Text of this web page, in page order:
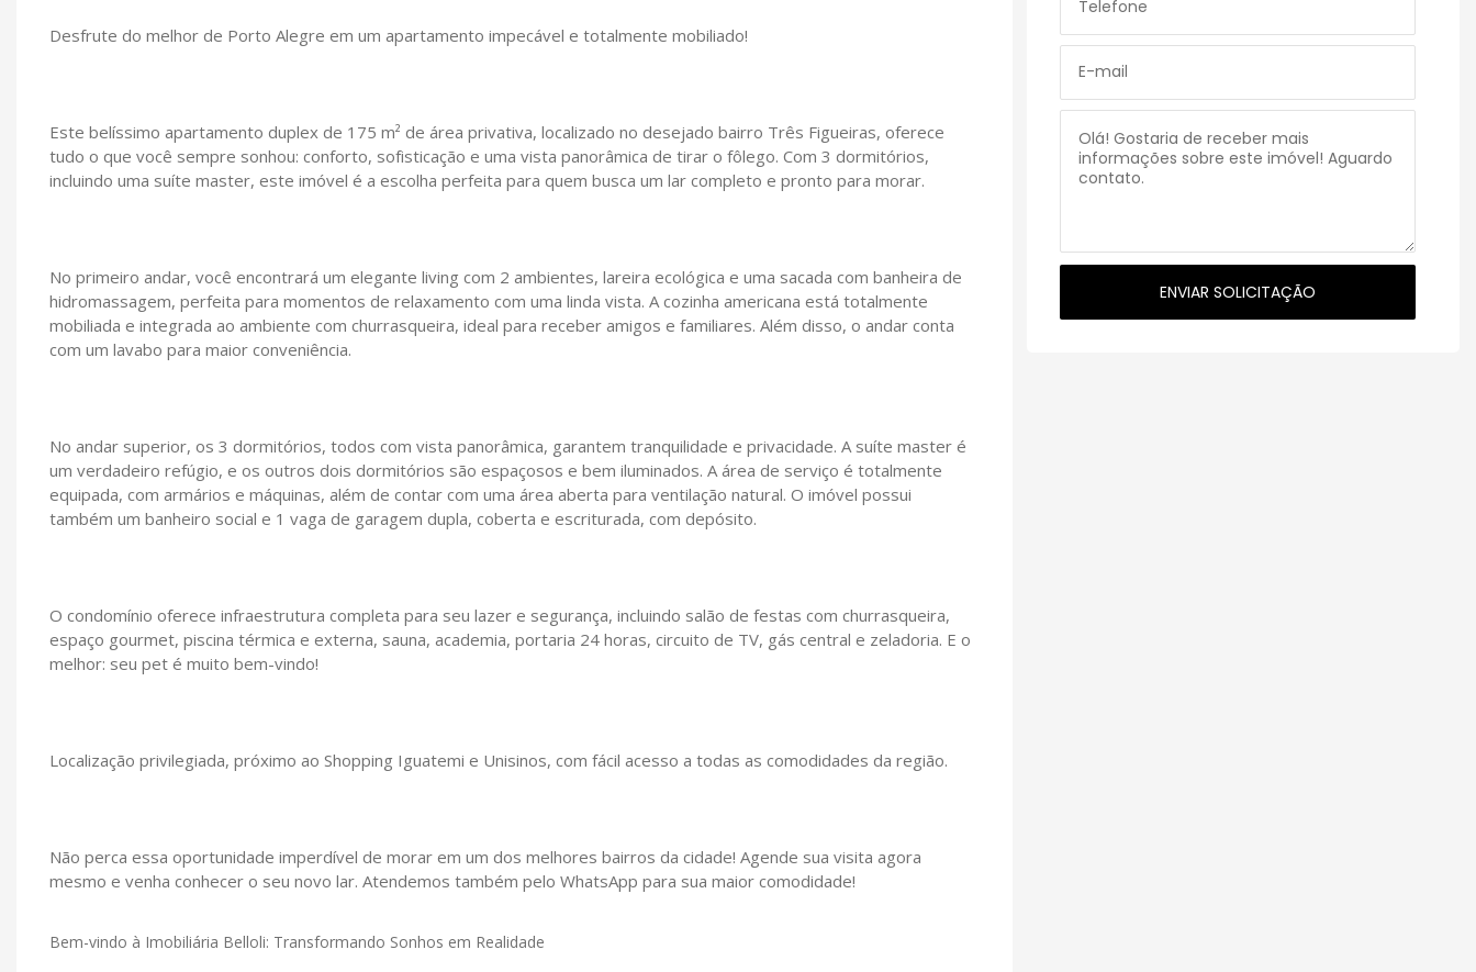
Desfrute do melhor de Porto Alegre em um apartamento impecável e totalmente mobiliado!
Este belíssimo apartamento duplex de 175 m² de área privativa, localizado no desejado bairro Três Figueiras, oferece
tudo o que você sempre sonhou: conforto, sofisticação e uma vista panorâmica de tirar o fôlego. Com 3 dormitórios,
incluindo uma suíte master, este imóvel é a escolha perfeita para quem busca um lar completo e pronto para morar.
No primeiro andar, você encontrará um elegante living com 2 ambientes, lareira ecológica e uma sacada com banheira de
hidromassagem, perfeita para momentos de relaxamento com uma linda vista. A cozinha americana está totalmente
mobiliada e integrada ao ambiente com churrasqueira, ideal para receber amigos e familiares. Além disso, o andar conta
com um lavabo para maior conveniência.
No andar superior, os 3 dormitórios, todos com vista panorâmica, garantem tranquilidade e privacidade. A suíte master é
um verdadeiro refúgio, e os outros dois dormitórios são espaçosos e bem iluminados. A área de serviço é totalmente
equipada, com armários e máquinas, além de contar com uma área aberta para ventilação natural. O imóvel possui
também um banheiro social e 1 vaga de garagem dupla, coberta e escriturada, com depósito.
O condomínio oferece infraestrutura completa para seu lazer e segurança, incluindo salão de festas com churrasqueira,
espaço gourmet, piscina térmica e externa, sauna, academia, portaria 24 horas, circuito de TV, gás central e zeladoria. E o
melhor: seu pet é muito bem-vindo!
Localização privilegiada, próximo ao Shopping Iguatemi e Unisinos, com fácil acesso a todas as comodidades da região.
Não perca essa oportunidade imperdível de morar em um dos melhores bairros da cidade! Agende sua visita agora
mesmo e venha conhecer o seu novo lar. Atendemos também pelo WhatsApp para sua maior comodidade!
Bem-vindo à Imobiliária Belloli: Transformando Sonhos em Realidade